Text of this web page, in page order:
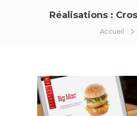
Réalisations :
Accueil